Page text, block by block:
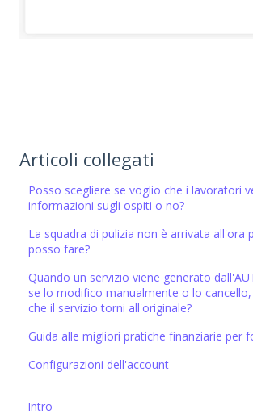
Articoli collegati
Posso scegliere se voglio che i lavoratori
informazioni sugli ospiti o no?
La squadra di pulizia non è arrivata all'ora
posso fare?
Quando un servizio viene generato
se lo modifico manualmente o lo
che il servizio torni all'originale?
Guida alle migliori pratiche finanziarie per
Configurazioni dell'account
Intro